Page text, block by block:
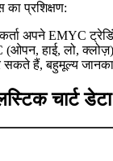
प्रशिक्षण:
अपने EMYC
(ओपन, हाई, लो,
हैं, बहुमूल्य
चार्ट